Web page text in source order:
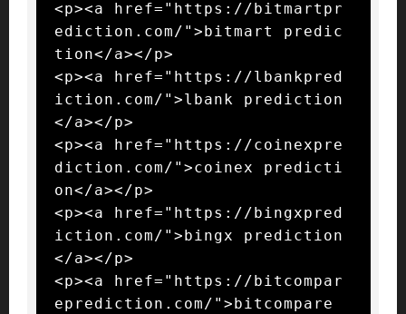
<p><a href="https://bitmartpr
ediction.com/">bitmart predic
tion</a></p>
<p><a href="https://lbankpred
iction.com/">lbank prediction
</a></p>
<p><a href="https://coinexpre
diction.com/">coinex predicti
on</a></p>
<p><a href="https://bingxpred
iction.com/">bingx prediction
</a></p>
<p><a href="https://bitcompar
eprediction.com/">bitcompare